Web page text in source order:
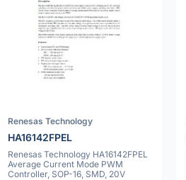
Renesas Technology
HA16142FPEL
Renesas Technology HA16142FPEL
Average Current Mode PWM
Controller, SOP-16, SMD, 20V